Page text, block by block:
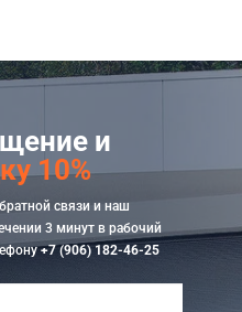
и
10%
связи и наш
3 минут в рабочий
+7 (906) 182-46-25